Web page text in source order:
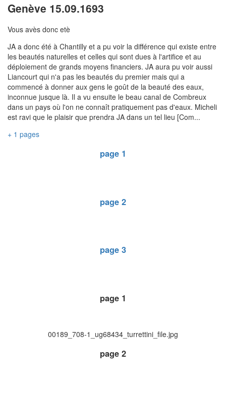
Genève 15.09.1693
Vous avès donc etè
JA a donc été à Chantilly et a pu voir la différence qui existe entre
les beautés naturelles et celles qui sont dues à l'artifice et au
déploiement de grands moyens financiers. JA aura pu voir aussi
Liancourt qui n'a pas les beautés du premier mais qui a
commencé à donner aux gens le goût de la beauté des eaux,
inconnue jusque là. Il a vu ensuite le beau canal de Combreux
dans un pays où l'on ne connaît pratiquement pas d'eaux. Micheli
est ravi que le plaisir que prendra JA dans un tel lieu [Com...
+ 1 pages
page 1
page 2
page 3
page 1
00189_708-1_ug68434_turrettini_file.jpg
page 2